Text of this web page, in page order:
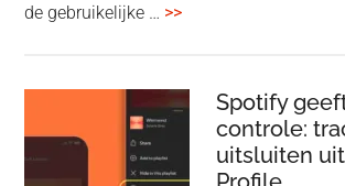
de gebruikelijke … >>overSony
sharingSpotify
controle:
uitsluiten